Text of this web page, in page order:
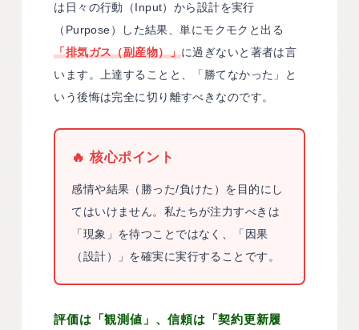
は日々の行動（Input）から設計を実行
（Purpose）した結果、単にモクモクと出る
「排気ガス（副産物）」に過ぎないと著者は言
います。上達することと、「勝てなかった」と
いう後悔は完全に切り離すべきなのです。
🔥 核心ポイント
感情や結果（勝った/負けた）を目的にし
てはいけません。私たちが注力すべきは
「現象」を待つことではなく、「因果
（設計）」を確実に実行することです。
評価は「観測値」、信頼は「契約更新履